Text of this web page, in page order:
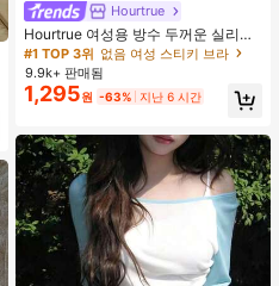
Hourtrue
Hourtrue 여성용 방수 두꺼운 실리콘
가슴 페탈, 작은 가슴 리프트업 & 푸시
인용, 웨딩 촬영 및 들러리용
#1 TOP 3위 없음 여성 스티키 브라
9.9k+ 판매됨
1,295원 -63% 지난 6 시간